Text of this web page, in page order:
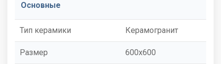
Основные
Тип керамики Керамогранит
Размер 600x600